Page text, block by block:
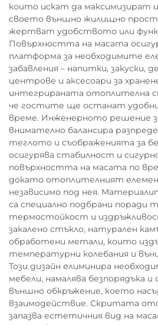
които искат да максимизират
своето външно жилищно
жертват удобството или
Повърхността на масата
платформа за необходимите
забавления – напитки, закуски,
центрове и аксесоари за
интегрираната отоплителна
че гостите ще останат удобни
време. Инженерното решение
внимателно балансира
теглото и съображенията за
осигурява стабилност и
повърхността на масата по
докато отоплителният
независимо под нея.
са специално подбрани поради
термостойкост и
закалено стъкло, натурален
обработени метали, които
температурни колебания и
Този дизайн елиминира
мебели, намалява безпорядъка и
външно обкръжение, което
взаимодействие. Скритата
запазва естетичния вид на